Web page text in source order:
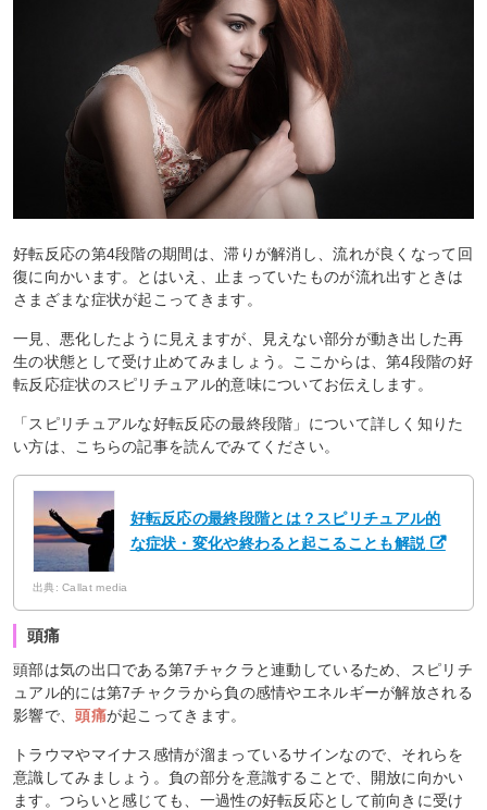
好転反応の第4段階の期間は、滞りが解消し、流れが良くなって回
復に向かいます。とはいえ、止まっていたものが流れ出すときは
さまざまな症状が起こってきます。
一見、悪化したように見えますが、見えない部分が動き出した再
生の状態として受け止めてみましょう。ここからは、第4段階の好
転反応症状のスピリチュアル的意味についてお伝えします。
「スピリチュアルな好転反応の最終段階」について詳しく知りた
い方は、こちらの記事を読んでみてください。
好転反応の最終段階とは？スピリチュアル的
な症状・変化や終わると起こることも解説
出典: Callat media
頭痛
頭部は気の出口である第7チャクラと連動しているため、スピリチ
ュアル的には第7チャクラから負の感情やエネルギーが解放される
影響で、頭痛が起こってきます。
トラウマやマイナス感情が溜まっているサインなので、それらを
意識してみましょう。負の部分を意識することで、開放に向かい
ます。つらいと感じても、一過性の好転反応として前向きに受け